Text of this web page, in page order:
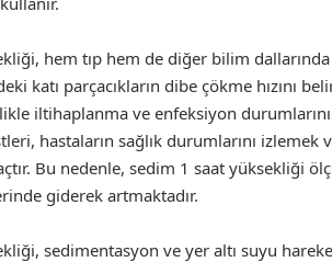
hem tıp hem de diğer bilim
katı parçacıkların dibe çökme hızını
iltihaplanma ve enfeksiyon
hastaların sağlık durumlarını
Bu nedenle, sedim 1 saat yüksekliği
giderek artmaktadır.
sedimentasyon ve yer altı suyu